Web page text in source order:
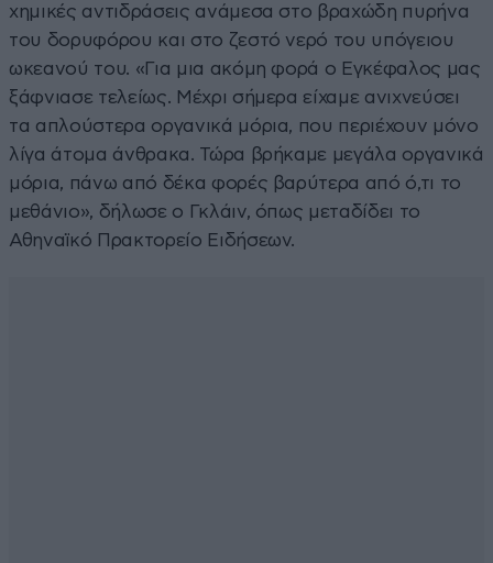
χημικές αντιδράσεις ανάμεσα στο βραχώδη πυρήνα
του δορυφόρου και στο ζεστό νερό του υπόγειου
ωκεανού του. «Για μια ακόμη φορά ο Εγκέφαλος μας
ξάφνιασε τελείως. Μέχρι σήμερα είχαμε ανιχνεύσει
τα απλούστερα οργανικά μόρια, που περιέχουν μόνο
λίγα άτομα άνθρακα. Τώρα βρήκαμε μεγάλα οργανικά
μόρια, πάνω από δέκα φορές βαρύτερα από ό,τι το
μεθάνιο», δήλωσε ο Γκλάιν, όπως μεταδίδει το
Αθηναϊκό Πρακτορείο Ειδήσεων.